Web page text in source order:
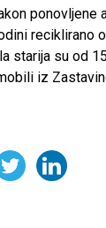
ponovljene
reciklirano
starija su od
iz